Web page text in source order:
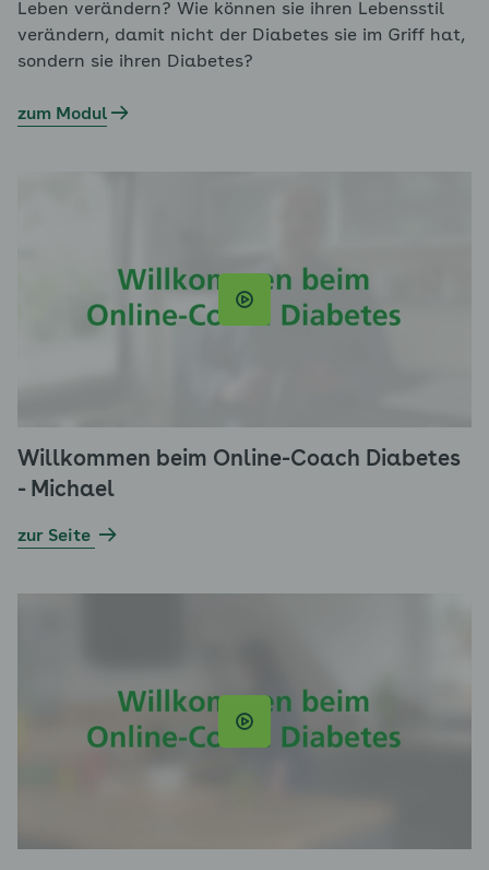
Leben verändern? Wie können sie ihren Lebensstil
verändern, damit nicht der Diabetes sie im Griff hat,
sondern sie ihren Diabetes?
zum Modul
Willkommen beim Online-Coach Diabetes
- Michael
zur Seite